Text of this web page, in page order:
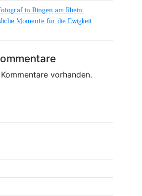
in Bingen am Rhein:
Momente für die Ewigkeit
vorhanden.